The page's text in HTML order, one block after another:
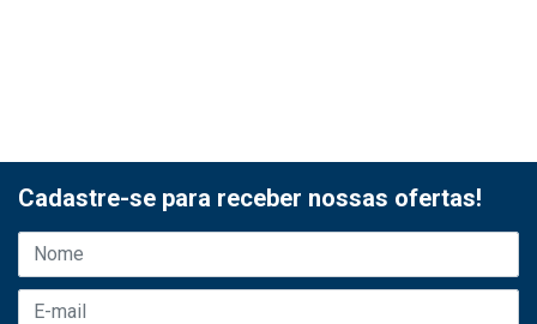
Cadastre-se para receber nossas ofertas!